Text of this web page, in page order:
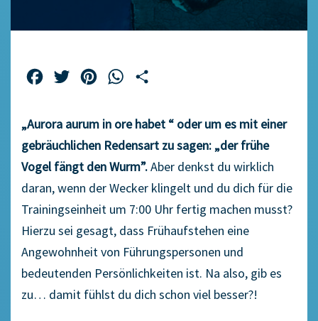
FacebookTwitterPinterestWhatsApp
„Aurora aurum in ore habet “ oder um es mit einer
gebräuchlichen Redensart zu sagen: „der frühe
Vogel fängt den Wurm”.Aber denkst du wirklich
daran, wenn der Wecker klingelt und du dich für die
Trainingseinheit um 7:00 Uhr fertig machen musst?
Hierzu sei gesagt, dass Frühaufstehen eine
Angewohnheit von Führungspersonen und
bedeutenden Persönlichkeiten ist. Na also, gib es
zu… damit fühlst du dich schon viel besser?!